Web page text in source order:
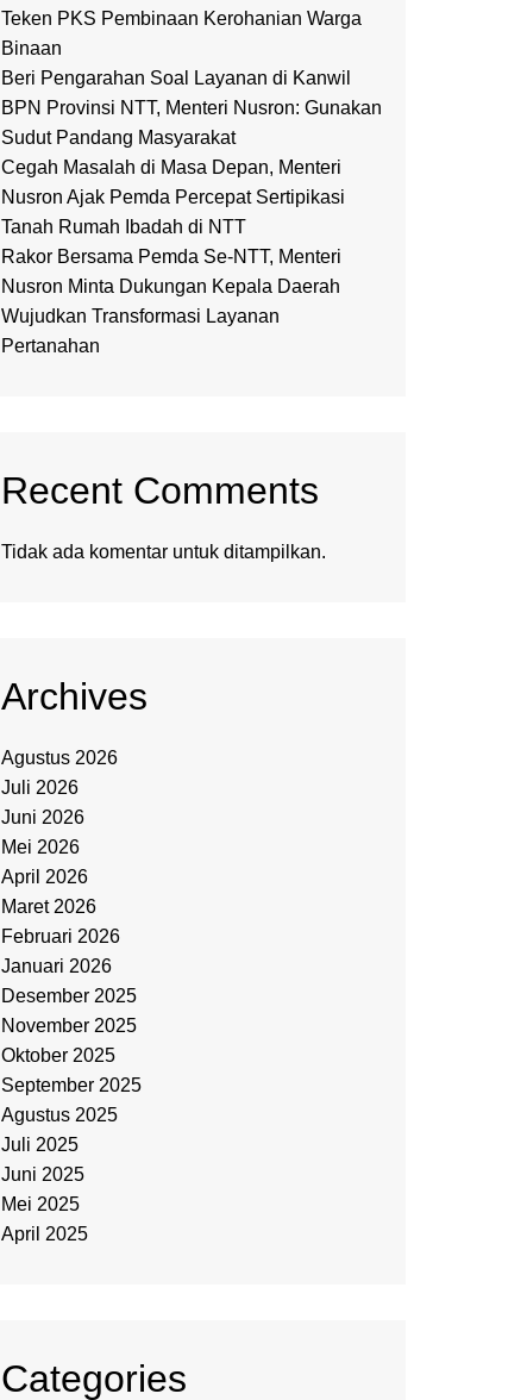
Teken PKS Pembinaan Kerohanian Warga
Binaan
Beri Pengarahan Soal Layanan di Kanwil
BPN Provinsi NTT, Menteri Nusron: Gunakan
Sudut Pandang Masyarakat
Cegah Masalah di Masa Depan, Menteri
Nusron Ajak Pemda Percepat Sertipikasi
Tanah Rumah Ibadah di NTT
Rakor Bersama Pemda Se-NTT, Menteri
Nusron Minta Dukungan Kepala Daerah
Wujudkan Transformasi Layanan
Pertanahan
Recent Comments
Tidak ada komentar untuk ditampilkan.
Archives
Agustus 2026
Juli 2026
Juni 2026
Mei 2026
April 2026
Maret 2026
Februari 2026
Januari 2026
Desember 2025
November 2025
Oktober 2025
September 2025
Agustus 2025
Juli 2025
Juni 2025
Mei 2025
April 2025
Categories